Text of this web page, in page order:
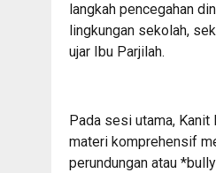
langkah pencegahan
lingkungan sekolah,
ujar Ibu Parjilah.
Pada sesi utama, Kanit
materi komprehensif
perundungan atau